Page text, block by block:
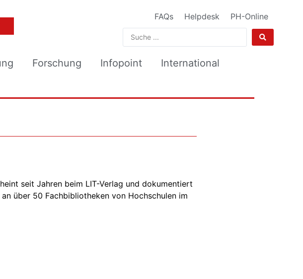
FAQs Helpdesk PH-Online
Forschung Infopoint
International
seit Jahren beim LIT-Verlag und dokumentiert
über 50 Fachbibliotheken von Hochschulen im